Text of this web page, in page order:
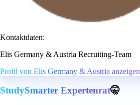
Kontaktdaten:
Elis Germany & Austria Recruiting-Team
Profil von Elis Germany & Austria anzeigen
StudySmarter Expertenrat🤫